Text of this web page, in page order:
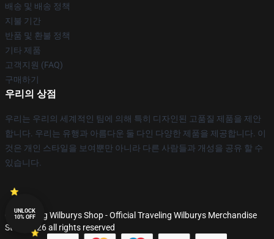
배송 및 배송 정책
지불 기간
반품 및 환불 정책
기타 제품
고객지원 (FAQ)
구매하기
우리의 상점
우리는 우리의 세계적인 팀에 의해 특히 디자인된 고품질 제품을 제안
합니다. 우리는 유행과 아름다운 둘 다인 다양한 제품을 제공합니다. 이
것은 개인 스타일을 보여뿐만 아니라 다른 사람들과 개성을 공유 할 수
있습니다.
© Traveling Wilburys Shop - Official Traveling Wilburys Merchandise
Store 2026 all rights reserved
UNLOCK
10% OFF